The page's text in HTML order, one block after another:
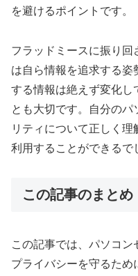
を避けるポイントです。
フラッドミースに振り回
は自ら情報を追求する姿
する情報は絶えず変化し
とも大切です。自分のパ
リティについて正しく
利用することができるで
この記事のまとめ
この記事では、パソコ
プライバシーを守るため